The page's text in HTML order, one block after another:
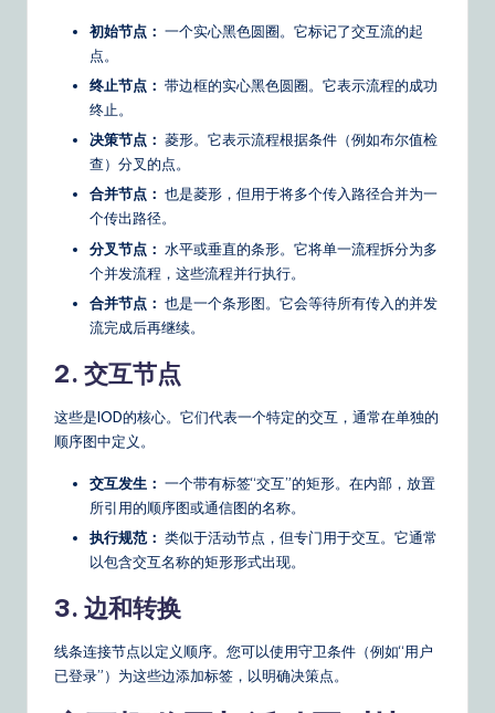
初始节点： 一个实心黑色圆圈。它标记了交互流的起
点。
终止节点： 带边框的实心黑色圆圈。它表示流程的成功
终止。
决策节点： 菱形。它表示流程根据条件（例如布尔值检
查）分叉的点。
合并节点： 也是菱形，但用于将多个传入路径合并为一
个传出路径。
分叉节点： 水平或垂直的条形。它将单一流程拆分为多
个并发流程，这些流程并行执行。
合并节点： 也是一个条形图。它会等待所有传入的并发
流完成后再继续。
2. 交互节点
这些是IOD的核心。它们代表一个特定的交互，通常在单独的
顺序图中定义。
交互发生： 一个带有标签“交互”的矩形。在内部，放置
所引用的顺序图或通信图的名称。
执行规范： 类似于活动节点，但专门用于交互。它通常
以包含交互名称的矩形形式出现。
3. 边和转换
线条连接节点以定义顺序。您可以使用守卫条件（例如“用户
已登录”）为这些边添加标签，以明确决策点。